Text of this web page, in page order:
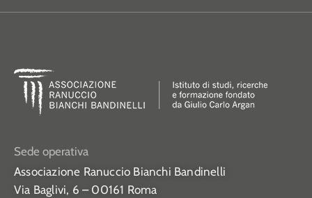
Sede operativa
Associazione Ranuccio Bianchi Bandinelli
Via Baglivi, 6 – 00161 Roma